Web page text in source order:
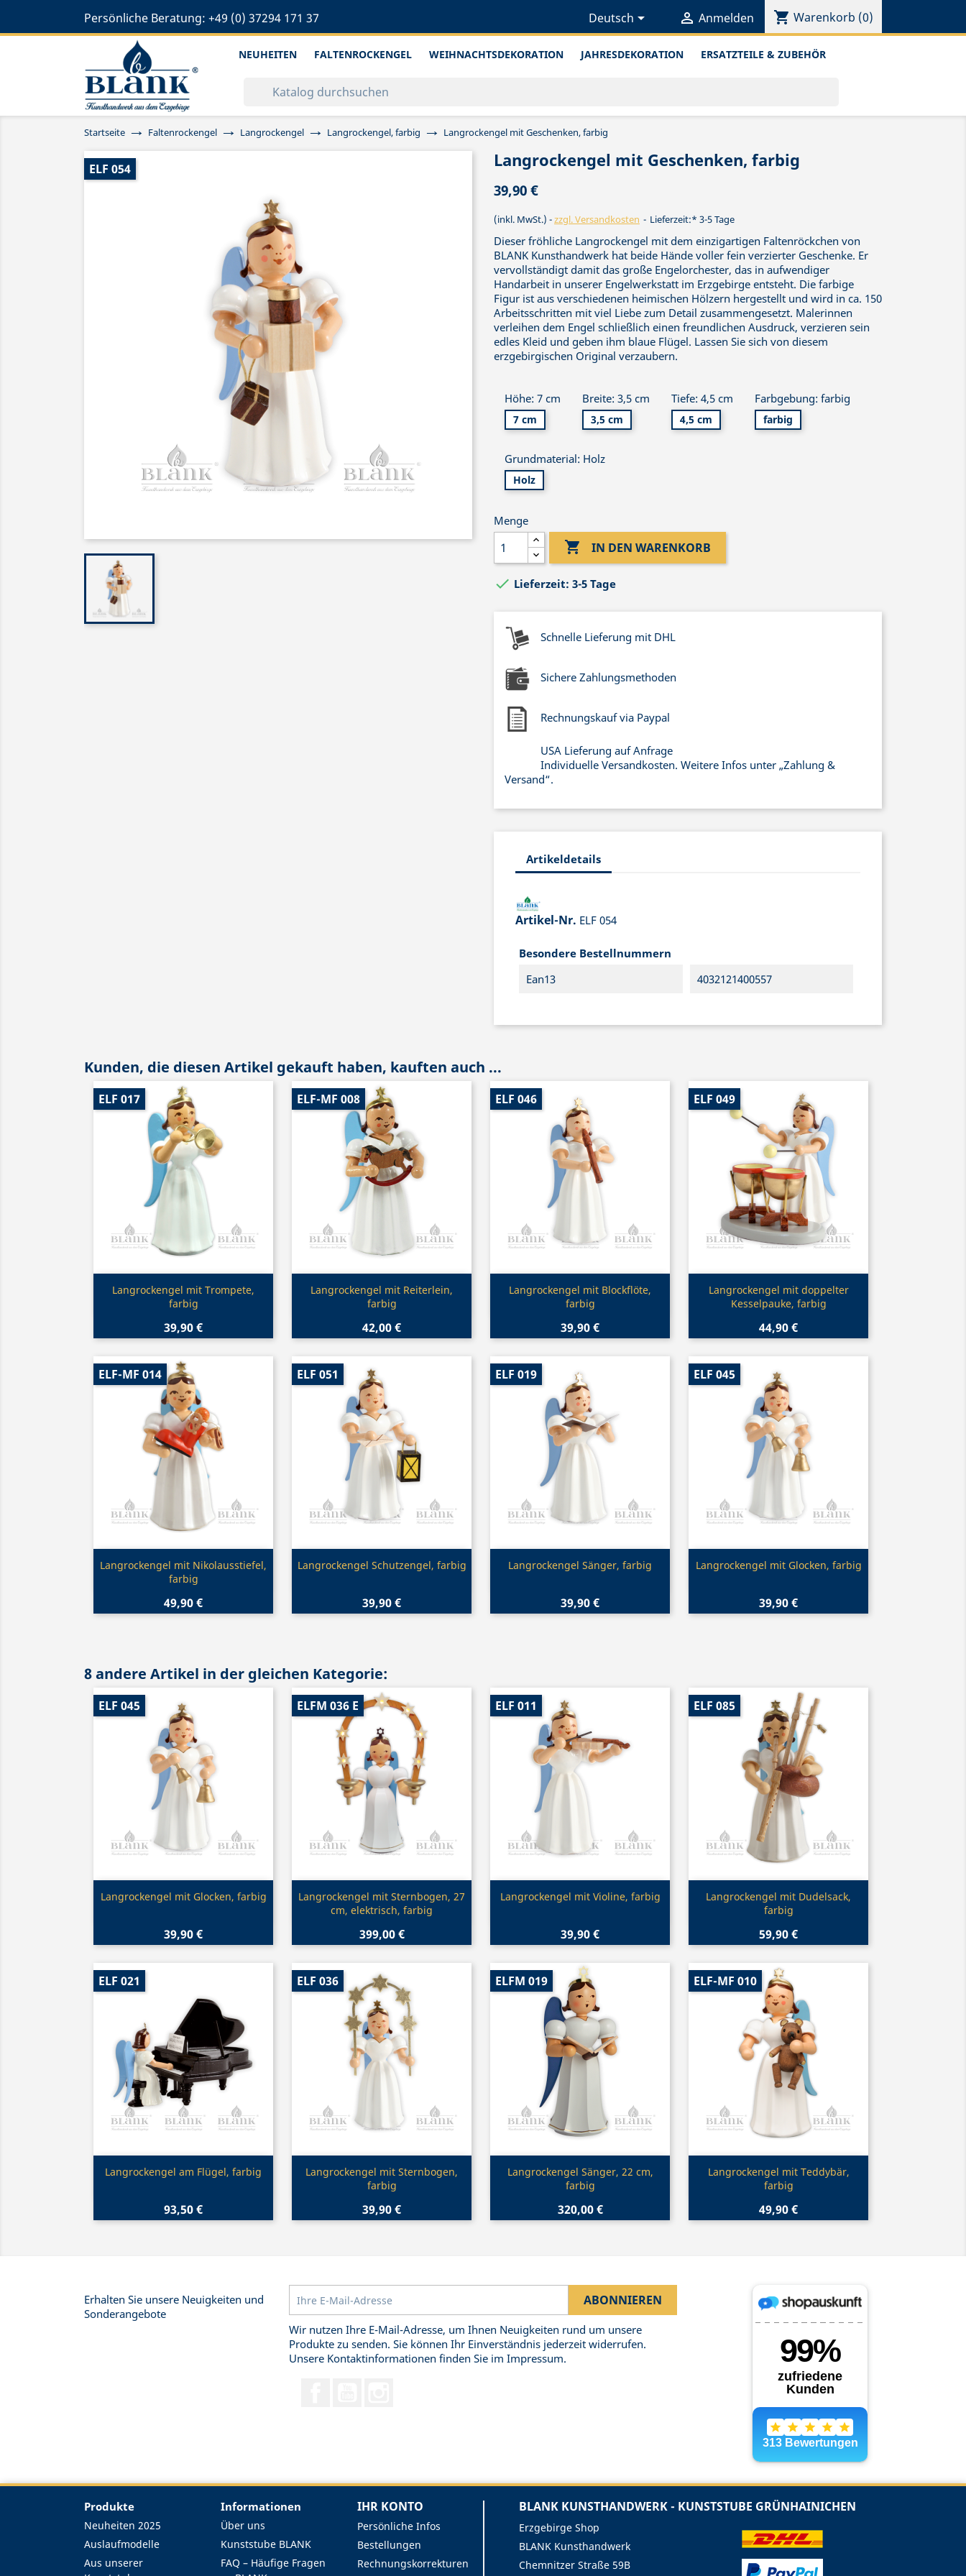
Persönliche Beratung: +49 (0) 37294 171 37 Deutsch  Anmelden shopping_cart Warenkorb (0)
NEUHEITEN FALTENROCKENGEL WEIHNACHTSDEKORATION JAHRESDEKORATION ERSATZTEILE & ZUBEHÖR
Startseite Faltenrockengel Langrockengel Langrockengel, farbig Langrockengel mit Geschenken, farbig
ELF 054 Langrockengel mit Geschenken, farbig
39,90 €
(inkl. MwSt.) zzgl. Versandkosten Lieferzeit:* 3-5 Tage
Dieser fröhliche Langrockengel mit dem einzigartigen Faltenröckchen von
BLANK Kunsthandwerk hat beide Hände voller fein verzierter Geschenke. Er
vervollständigt damit das große Engelorchester, das in aufwendiger
Handarbeit in unserer Engelwerkstatt im Erzgebirge entsteht. Die farbige
Figur ist aus verschiedenen heimischen Hölzern hergestellt und wird in ca. 150
Arbeitsschritten mit viel Liebe zum Detail zusammengesetzt. Malerinnen
verleihen dem Engel schließlich einen freundlichen Ausdruck, verzieren sein
edles Kleid und geben ihm blaue Flügel. Lassen Sie sich von diesem
erzgebirgischen Original verzaubern.
Höhe: 7 cm
7 cm
Breite: 3,5 cm
3,5 cm
Tiefe: 4,5 cm
4,5 cm
Farbgebung: farbig
farbig
Grundmaterial: Holz
Holz
Menge
 IN DEN WARENKORB
 Lieferzeit: 3-5 Tage
Schnelle Lieferung mit DHL
Sichere Zahlungsmethoden
Rechnungskauf via Paypal
USA Lieferung auf Anfrage
Individuelle Versandkosten. Weitere Infos unter „Zahlung &
Versand“.
Artikeldetails
Artikel-Nr. ELF 054
Besondere Bestellnummern
Ean13
4032121400557
Kunden, die diesen Artikel gekauft haben, kauften auch ...
Vorschau
Langrockengel mit Trompete,
farbig
39,90 €
ELF 017
Vorschau
Langrockengel mit Reiterlein,
farbig
42,00 €
ELF-MF 008
Vorschau
Langrockengel mit Blockflöte,
farbig
39,90 €
ELF 046
Vorschau
Langrockengel mit doppelter
Kesselpauke, farbig
44,90 €
ELF 049
Vorschau
Langrockengel mit Nikolausstiefel,
farbig
49,90 €
ELF-MF 014
Vorschau
Langrockengel Schutzengel, farbig
39,90 €
ELF 051
Vorschau
Langrockengel Sänger, farbig
39,90 €
ELF 019
Vorschau
Langrockengel mit Glocken, farbig
39,90 €
ELF 045
8 andere Artikel in der gleichen Kategorie:
Vorschau
Langrockengel mit Glocken, farbig
39,90 €
ELF 045
Vorschau
Langrockengel mit Sternbogen, 27
cm, elektrisch, farbig
399,00 €
ELFM 036 E
Vorschau
Langrockengel mit Violine, farbig
39,90 €
ELF 011
Vorschau
Langrockengel mit Dudelsack,
farbig
59,90 €
ELF 085
Vorschau
Langrockengel am Flügel, farbig
93,50 €
ELF 021
Vorschau
Langrockengel mit Sternbogen,
farbig
39,90 €
ELF 036
Vorschau
Langrockengel Sänger, 22 cm,
farbig
320,00 €
ELFM 019
Vorschau
Langrockengel mit Teddybär,
farbig
49,90 €
ELF-MF 010
Erhalten Sie unsere Neuigkeiten und
Sonderangebote
Wir nutzen Ihre E-Mail-Adresse, um Ihnen Neuigkeiten rund um unsere
Produkte zu senden. Sie können Ihr Einverständnis jederzeit widerrufen.
Unsere Kontaktinformationen finden Sie im Impressum.
Produkte
Neuheiten 2025
Auslaufmodelle
Aus unserer
Informationen
Über uns
Kunststube BLANK
FAQ – Häufige Fragen
IHR KONTO
Persönliche Infos
Bestellungen
Rechnungskorrekturen
BLANK KUNSTHANDWERK - KUNSTSTUBE GRÜNHAINICHEN
Erzgebirge Shop
BLANK Kunsthandwerk
Chemnitzer Straße 59B